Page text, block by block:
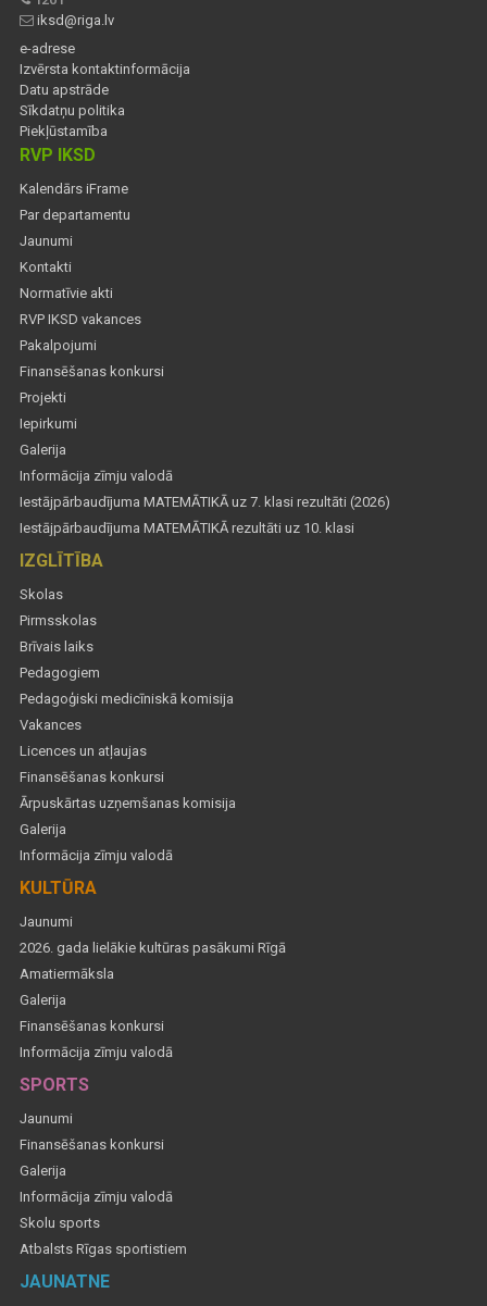
iksd@riga.lv
e-adrese
Izvērsta kontaktinformācija
Datu apstrāde
Sīkdatņu politika
Piekļūstamība
RVP IKSD
Kalendārs iFrame
Par departamentu
Jaunumi
Kontakti
Normatīvie akti
RVP IKSD vakances
Pakalpojumi
Finansēšanas konkursi
Projekti
Iepirkumi
Galerija
Informācija zīmju valodā
Iestājpārbaudījuma MATEMĀTIKĀ uz 7. klasi rezultāti (2026)
Iestājpārbaudījuma MATEMĀTIKĀ rezultāti uz 10. klasi
IZGLĪTĪBA
Skolas
Pirmsskolas
Brīvais laiks
Pedagogiem
Pedagoģiski medicīniskā komisija
Vakances
Licences un atļaujas
Finansēšanas konkursi
Ārpuskārtas uzņemšanas komisija
Galerija
Informācija zīmju valodā
KULTŪRA
Jaunumi
2026. gada lielākie kultūras pasākumi Rīgā
Amatiermāksla
Galerija
Finansēšanas konkursi
Informācija zīmju valodā
SPORTS
Jaunumi
Finansēšanas konkursi
Galerija
Informācija zīmju valodā
Skolu sports
Atbalsts Rīgas sportistiem
JAUNATNE